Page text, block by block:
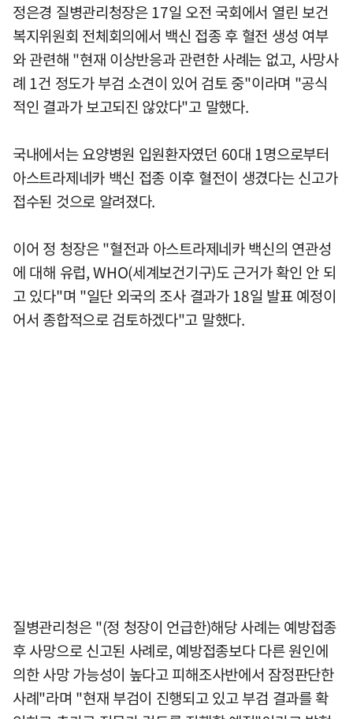
정은경 질병관리청장은 17일 오전 국회에서 열린 보건
복지위원회 전체회의에서 백신 접종 후 혈전 생성 여부
와 관련해 "현재 이상반응과 관련한 사례는 없고, 사망사
례 1건 정도가 부검 소견이 있어 검토 중"이라며 "공식
적인 결과가 보고되진 않았다"고 말했다.
국내에서는 요양병원 입원환자였던 60대 1명으로부터
아스트라제네카 백신 접종 이후 혈전이 생겼다는 신고가
접수된 것으로 알려졌다.
이어 정 청장은 "혈전과 아스트라제네카 백신의 연관성
에 대해 유럽, WHO(세계보건기구)도 근거가 확인 안 되
고 있다"며 "일단 외국의 조사 결과가 18일 발표 예정이
어서 종합적으로 검토하겠다"고 말했다.
질병관리청은 "(정 청장이 언급한)해당 사례는 예방접종
후 사망으로 신고된 사례로, 예방접종보다 다른 원인에
의한 사망 가능성이 높다고 피해조사반에서 잠정판단한
사례"라며 "현재 부검이 진행되고 있고 부검 결과를 확